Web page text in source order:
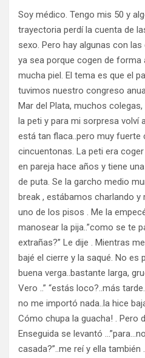
Soy médico. Tengo mis 50 y
trayectoria perdí la cuenta de
sexo. Pero hay algunas con
ya sea porque cogen de forma
mucha piel. El tema es que el
tuvimos nuestro congreso
Mar del Plata, muchos
la peti y para mi sorpresa volví
está tan flaca..pero muy fuerte
cincuentonas. La peti era
en pareja hace años y tiene
de puta. Se la garcho medio
break , estábamos charlando y
uno de los pisos . Me la
manosear la pija..”como se te
extrañas?” Le dije . Mientras
bajé el cierre y la saqué. No es
buena verga..bastante larga,
Vero ..” “estás loco?..más
no me importó nada..la hice
Cómo chupa la guacha! . Pero
Enseguida se levantó
casada?”..me reí y ella también